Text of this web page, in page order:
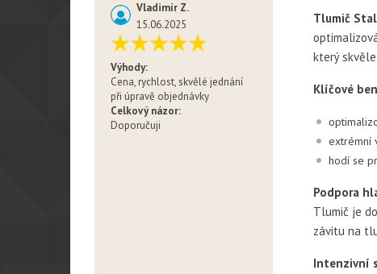
Vladimír Z.
15.06.2025
Výhody:
Cena, rychlost, skvělé jednání
při úpravě objednávky
Celkový názor:
Doporučuji
Tlumič
který
Klíčové
extrémní
hodí se
Podpora
Tlumič je
závitu na
Intenzivní